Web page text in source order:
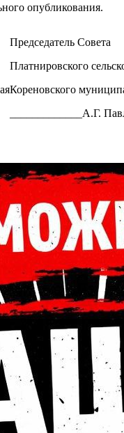
опубликования.
Председатель Совета
Платнировского
Кореновского
_____________А.Г.